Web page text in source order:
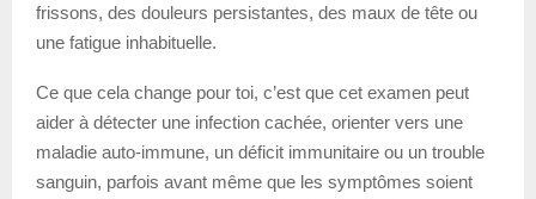
frissons, des douleurs persistantes, des maux de tête ou
une fatigue inhabituelle.
Ce que cela change pour toi, c’est que cet examen peut
aider à détecter une infection cachée, orienter vers une
maladie auto-immune, un déficit immunitaire ou un trouble
sanguin, parfois avant même que les symptômes soient